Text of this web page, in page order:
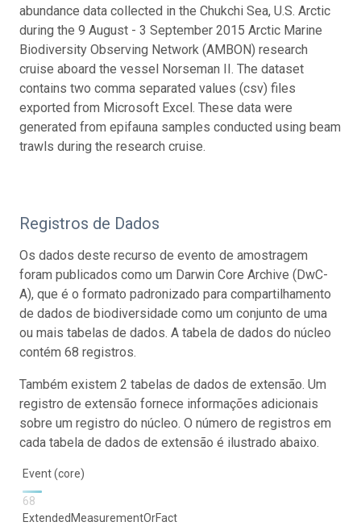
abundance data collected in the Chukchi Sea, U.S. Arctic
during the 9 August - 3 September 2015 Arctic Marine
Biodiversity Observing Network (AMBON) research
cruise aboard the vessel Norseman II. The dataset
contains two comma separated values (csv) files
exported from Microsoft Excel. These data were
generated from epifauna samples conducted using beam
trawls during the research cruise.
Registros de Dados
Os dados deste recurso de evento de amostragem
foram publicados como um Darwin Core Archive (DwC-
A), que é o formato padronizado para compartilhamento
de dados de biodiversidade como um conjunto de uma
ou mais tabelas de dados. A tabela de dados do núcleo
contém 68 registros.
Também existem 2 tabelas de dados de extensão. Um
registro de extensão fornece informações adicionais
sobre um registro do núcleo. O número de registros em
cada tabela de dados de extensão é ilustrado abaixo.
Event (core)
68
ExtendedMeasurementOrFact